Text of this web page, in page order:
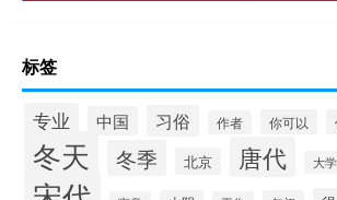
标签
专业 中国 习俗 作者 你可以
冬天 冬季 北京 唐代 大学